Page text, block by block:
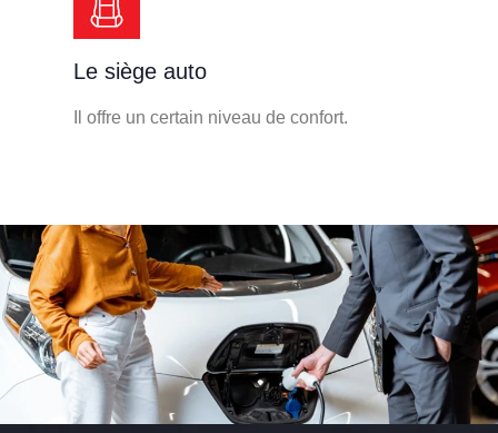
Le siège auto
Il offre un certain niveau de confort.